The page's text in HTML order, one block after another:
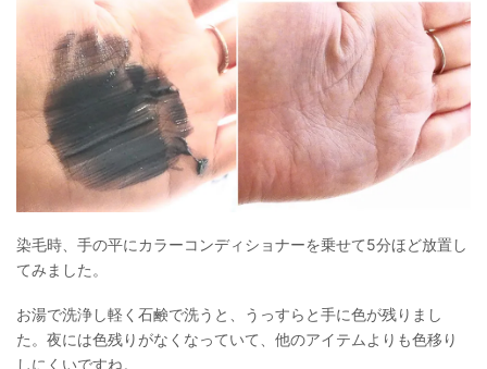
染毛時、手の平にカラーコンディショナーを乗せて5分ほど放置し
てみました。
お湯で洗浄し軽く石鹸で洗うと、うっすらと手に色が残りまし
た。夜には色残りがなくなっていて、他のアイテムよりも色移り
しにくいですね。